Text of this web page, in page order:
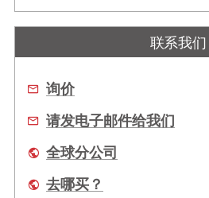
联系我们
询价
请发电子邮件给我们
全球分公司
去哪买？